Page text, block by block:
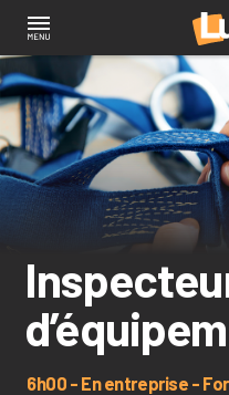
Aller
contenu
principal
6h00 - En entreprise -